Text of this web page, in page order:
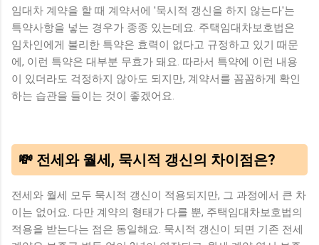
임대차 계약을 할 때 계약서에 '묵시적 갱신을 하지 않는다'는
특약사항을 넣는 경우가 종종 있는데요. 주택임대차보호법은
임차인에게 불리한 특약은 효력이 없다고 규정하고 있기 때문
에, 이런 특약은 대부분 무효가 돼요. 따라서 특약에 이런 내용
이 있더라도 걱정하지 않아도 되지만, 계약서를 꼼꼼하게 확인
하는 습관을 들이는 것이 좋겠어요.
💸 전세와 월세, 묵시적 갱신의 차이점은?
전세와 월세 모두 묵시적 갱신이 적용되지만, 그 과정에서 큰 차
이는 없어요. 다만 계약의 형태가 다를 뿐, 주택임대차보호법의
적용을 받는다는 점은 동일해요. 묵시적 갱신이 되면 기존 전세